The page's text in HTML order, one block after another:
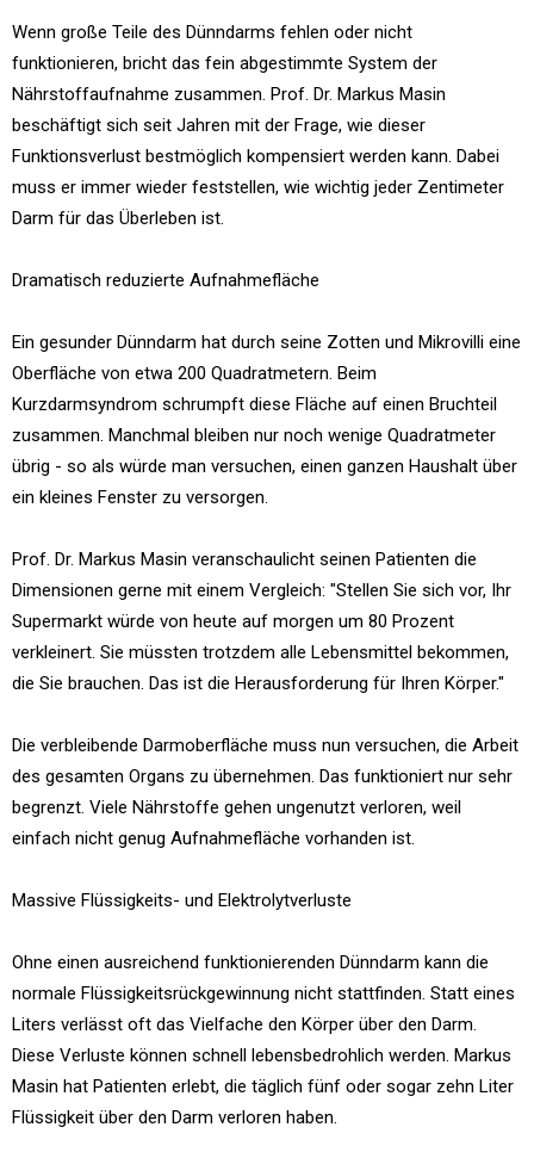
Wenn große Teile des Dünndarms fehlen oder nicht
funktionieren, bricht das fein abgestimmte System der
Nährstoffaufnahme zusammen. Prof. Dr. Markus Masin
beschäftigt sich seit Jahren mit der Frage, wie dieser
Funktionsverlust bestmöglich kompensiert werden kann. Dabei
muss er immer wieder feststellen, wie wichtig jeder Zentimeter
Darm für das Überleben ist.
Dramatisch reduzierte Aufnahmefläche
Ein gesunder Dünndarm hat durch seine Zotten und Mikrovilli eine
Oberfläche von etwa 200 Quadratmetern. Beim
Kurzdarmsyndrom schrumpft diese Fläche auf einen Bruchteil
zusammen. Manchmal bleiben nur noch wenige Quadratmeter
übrig - so als würde man versuchen, einen ganzen Haushalt über
ein kleines Fenster zu versorgen.
Prof. Dr. Markus Masin veranschaulicht seinen Patienten die
Dimensionen gerne mit einem Vergleich: "Stellen Sie sich vor, Ihr
Supermarkt würde von heute auf morgen um 80 Prozent
verkleinert. Sie müssten trotzdem alle Lebensmittel bekommen,
die Sie brauchen. Das ist die Herausforderung für Ihren Körper."
Die verbleibende Darmoberfläche muss nun versuchen, die Arbeit
des gesamten Organs zu übernehmen. Das funktioniert nur sehr
begrenzt. Viele Nährstoffe gehen ungenutzt verloren, weil
einfach nicht genug Aufnahmefläche vorhanden ist.
Massive Flüssigkeits- und Elektrolytverluste
Ohne einen ausreichend funktionierenden Dünndarm kann die
normale Flüssigkeitsrückgewinnung nicht stattfinden. Statt eines
Liters verlässt oft das Vielfache den Körper über den Darm.
Diese Verluste können schnell lebensbedrohlich werden. Markus
Masin hat Patienten erlebt, die täglich fünf oder sogar zehn Liter
Flüssigkeit über den Darm verloren haben.